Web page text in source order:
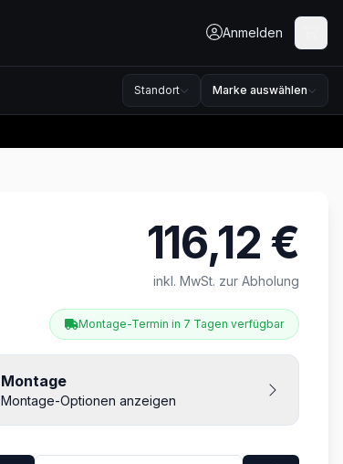
Anmelden
Standort Marke auswählen
116,12 €
inkl. MwSt. zur Abholung
Montage-Termin in 7 Tagen verfügbar
Montage
Montage-Optionen anzeigen